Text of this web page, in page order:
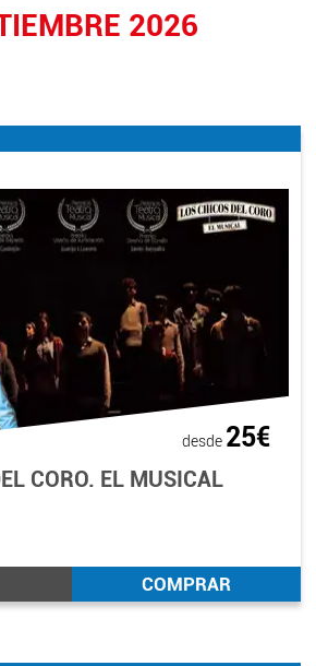
2026
desde 25€
CORO. EL MUSICAL
COMPRAR